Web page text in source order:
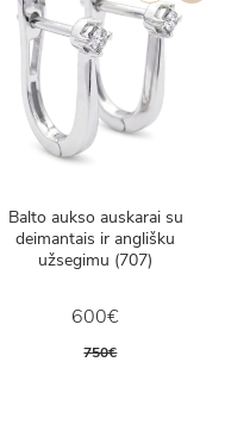
Balto aukso auskarai su
deimantais ir anglišku
užsegimu (707)
600€
750€